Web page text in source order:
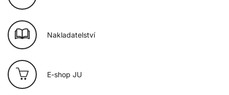
Nakladatelství
E-shop JU